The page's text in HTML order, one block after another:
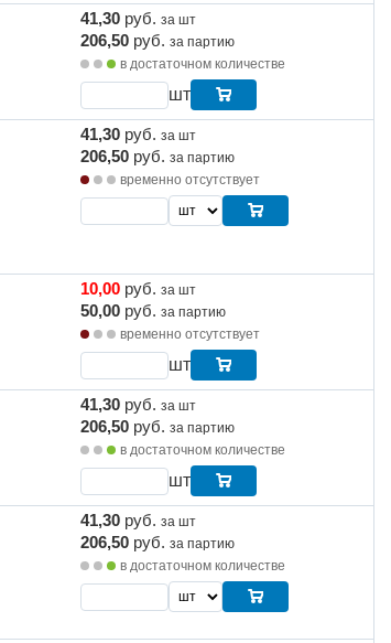
41,30 руб. за шт
206,50 руб. за партию
в достаточном количестве
шт
41,30 руб. за шт
206,50 руб. за партию
временно отсутствует
10,00 руб. за шт
50,00 руб. за партию
временно отсутствует
шт
41,30 руб. за шт
206,50 руб. за партию
в достаточном количестве
шт
41,30 руб. за шт
206,50 руб. за партию
в достаточном количестве